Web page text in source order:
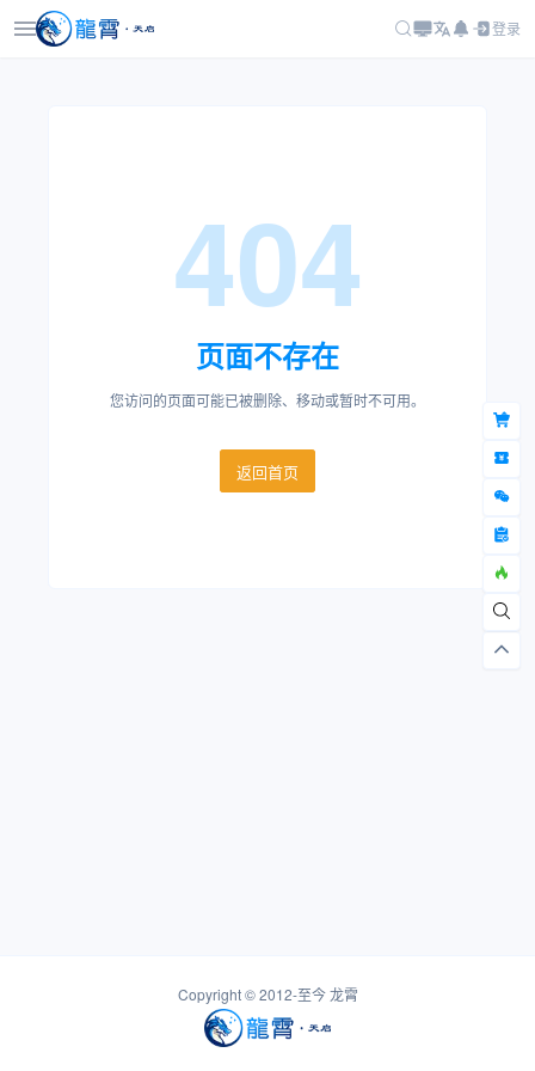
登录
404
页面不存在
您访问的页面可能已被删除、移动或暂时不可用。
返回首页
Copyright © 2012-至今龙霄